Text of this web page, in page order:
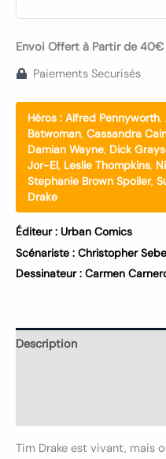
Envoi Offert à Partir de
Paiements Securisés
Héros : Alfred Pennyworth,
Batwoman, Cassandra
Damian Wayne, Dick
Jor-El, Leslie Thompkins,
Stephanie Brown Spoiler,
Drake
Éditeur : Urban Comics
Scénariste : Christopher
Dessinateur : Carmen
Description
Tim Drake est vivant, mais